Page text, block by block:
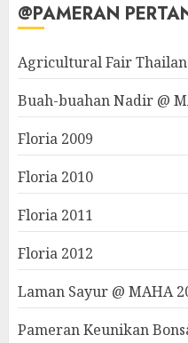
@PAMERAN
Agricultural Fair
Buah-buahan Nadir @
Floria 2009
Floria 2010
Floria 2011
Floria 2012
Laman Sayur @ MAHA
Pameran Keunikan